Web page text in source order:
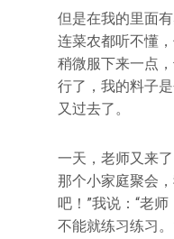
但是在我的里面
连菜农都听不懂
稍微服下来一点
行了，我的料子
又过去了。
一天，老师又来
那个小家庭聚会
吧！”我说：“老师
不能就练习练习